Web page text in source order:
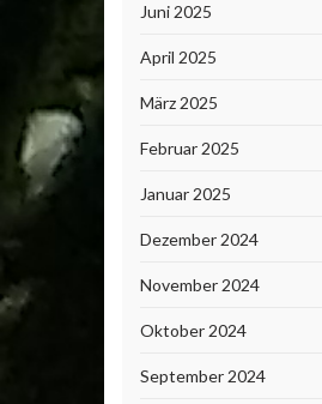
Juni 2025
April 2025
März 2025
Februar 2025
Januar 2025
Dezember 2024
November 2024
Oktober 2024
September 2024